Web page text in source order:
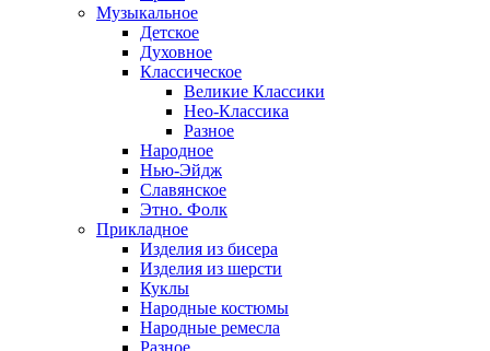
Музыкальное
Детское
Духовное
Классическое
Великие Классики
Нео-Классика
Разное
Народное
Нью-Эйдж
Славянское
Этно. Фолк
Прикладное
Изделия из бисера
Изделия из шерсти
Куклы
Народные костюмы
Народные ремесла
Разное